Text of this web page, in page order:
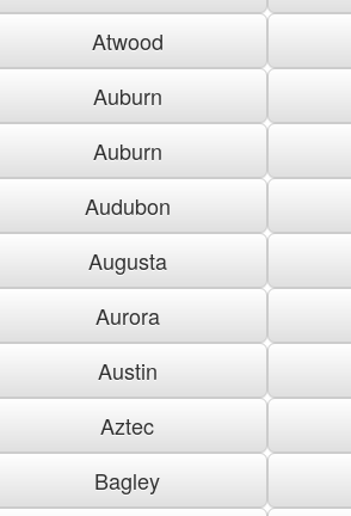
Atwood
Auburn
Auburn
Audubon
Augusta
Aurora
Austin
Aztec
Bagley